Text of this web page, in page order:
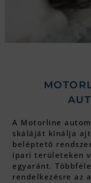
A Motorline
skáláját kínálja
beléptető
ipari területeken
egyaránt.
rendelkezésre az